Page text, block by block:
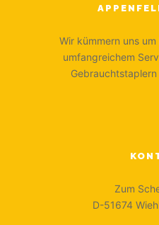
Wir kümmern uns
umfangreichem
Zum
D-51674